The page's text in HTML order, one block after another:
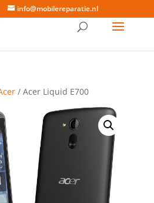
info@mobilereparatie.nl
/ Acer Liquid E700